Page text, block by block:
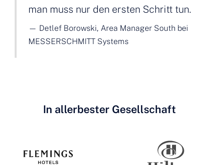
man muss nur den ersten Schritt tun.
Detlef Borowski, Area Manager South bei
MESSERSCHMITT Systems
In allerbester Gesellschaft